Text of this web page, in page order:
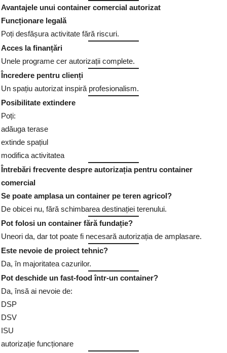
Avantajele unui container comercial autorizat
Funcționare legală
Poți desfășura activitate fără riscuri.
Acces la finanțări
Unele programe cer autorizații complete.
Încredere pentru clienți
Un spațiu autorizat inspiră profesionalism.
Posibilitate extindere
Poți:
adăuga terase
extinde spațiul
modifica activitatea
Întrebări frecvente despre autorizația pentru container
comercial
Se poate amplasa un container pe teren agricol?
De obicei nu, fără schimbarea destinației terenului.
Pot folosi un container fără fundație?
Uneori da, dar tot poate fi necesară autorizația de amplasare.
Este nevoie de proiect tehnic?
Da, în majoritatea cazurilor.
Pot deschide un fast-food într-un container?
Da, însă ai nevoie de:
DSP
DSV
ISU
autorizație funcționare